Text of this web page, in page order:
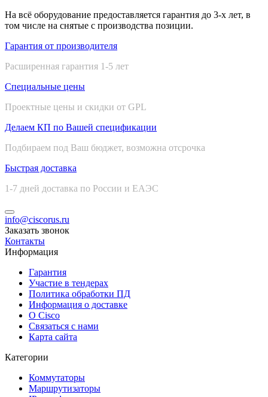
На всё оборудование предоставляется гарантия до 3-х лет, в
том числе на снятые с производства позиции.
Гарантия от производителя
Расширенная гарантия 1-5 лет
Специальные цены
Проектные цены и скидки от GPL
Делаем КП по Вашей спецификации
Подбираем под Ваш бюджет, возможна отсрочка
Быстрая доставка
1-7 дней доставка по России и ЕАЭС
info@ciscorus.ru
Заказать звонок
Контакты
Информация
Гарантия
Участие в тендерах
Политика обработки ПД
Информация о доставке
О Cisco
Связаться с нами
Карта сайта
Категории
Коммутаторы
Маршрутизаторы